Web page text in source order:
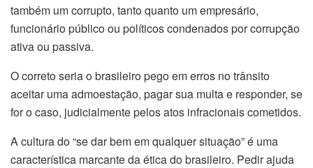
também um corrupto, tanto quanto um empresário,
funcionário público ou políticos condenados por corrupção
ativa ou passiva.
O correto seria o brasileiro pego em erros no trânsito
aceitar uma admoestação, pagar sua multa e responder, se
for o caso, judicialmente pelos atos infracionais cometidos.
A cultura do “se dar bem em qualquer situação” é uma
característica marcante da ética do brasileiro. Pedir ajuda